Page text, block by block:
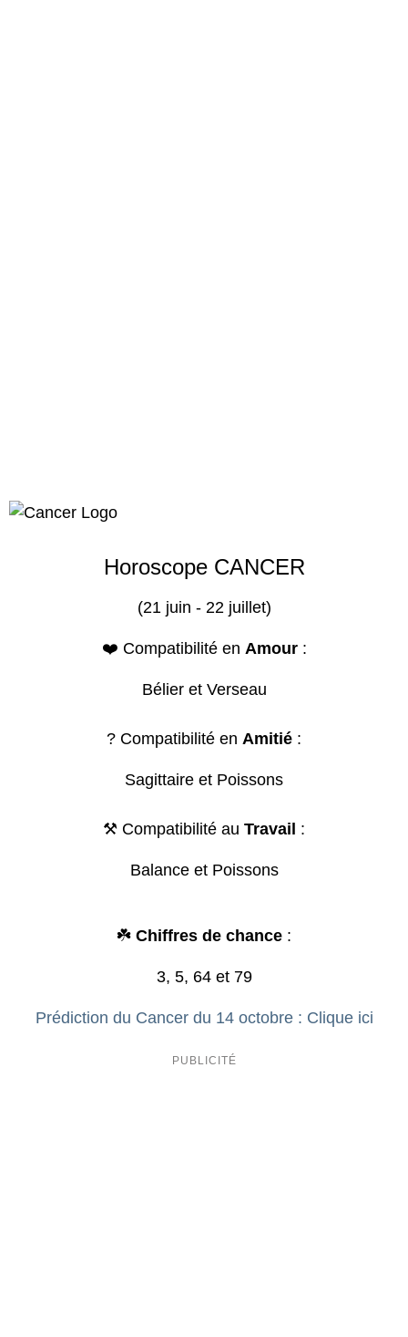
Horoscope CANCER
(21 juin - 22 juillet)
❤️ Compatibilité en Amour:
Bélier et Verseau
? Compatibilité en Amitié :
Sagittaire et Poissons
⚒️ Compatibilité au Travail :
Balance et Poissons
☘️ Chiffres de chance :
3, 5, 64 et 79
Prédiction du Cancer du 14 octobre : Clique ici